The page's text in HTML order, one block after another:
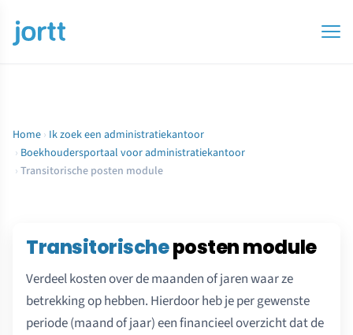
Home › Ik zoek een administratiekantoor
› Boekhoudersportaal voor administratiekantoor
› Transitorische posten module
Transitorischeposten module
Verdeel kosten over de maanden of jaren waar ze
betrekking op hebben. Hierdoor heb je per gewenste
periode (maand of jaar) een financieel overzicht dat de